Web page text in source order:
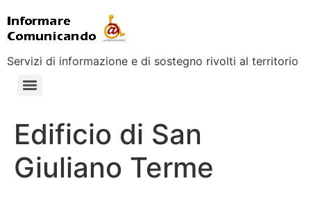
Servizi di informazione e di sostegno rivolti al territorio
Edificio di San
Giuliano Terme